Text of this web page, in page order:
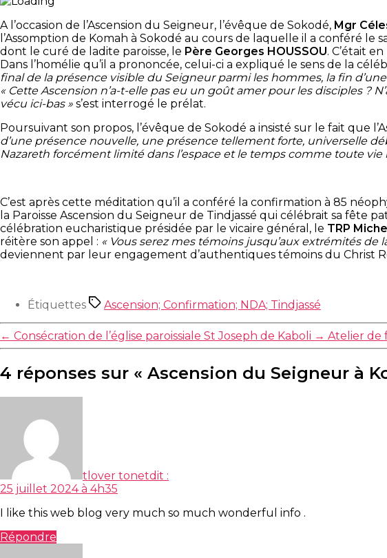
A l’occasion de l’Ascension du Seigneur, l’évêque de Sokodé, Mgr
l’Assomption de Komah à Sokodé au cours de laquelle il a conféré
dont le curé de ladite paroisse, le Père Georges HOUSSOU. C’était
Dans l’homélie qu’il a prononcée, celui-ci a expliqué le sens de la
final de la présence visible du Seigneur parmi les hommes, la fin
« Cette Ascension n’a-t-elle pas eu un goût amer pour les disciples
vécu ici-bas » s’est interrogé le prélat.
Poursuivant son propos, l’évêque de Sokodé a insisté sur le fait que
d’une présence nouvelle, une présence tellement forte, universelle
Nazareth forcément limité dans l’espace et le temps comme toute vie
C’est après cette méditation qu’il a conféré la confirmation à 85
la Paroisse Ascension du Seigneur de Tindjassé qui célébrait sa fête
célébration eucharistique présidée par le vicaire général, le TRP
réitère son appel : « Vous serez mes témoins jusqu’aux extrémités de
deviennent par leur engagement d’authentiques témoins du Christ
Étiquettes Ascension; Confirmation; NDA; Tindjassé
← Consécration de l’église paroissiale St Joseph de Kaboli → Atelier de
4 réponses sur « Ascension du Seigneur à
tlover tonetdit :
25 juillet 2024 à 4h35
I like this web blog very much so much wonderful info .
Répondre